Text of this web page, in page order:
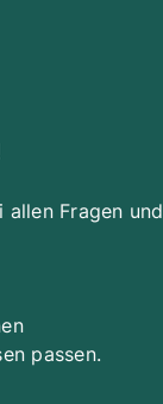
Fragen und
passen.